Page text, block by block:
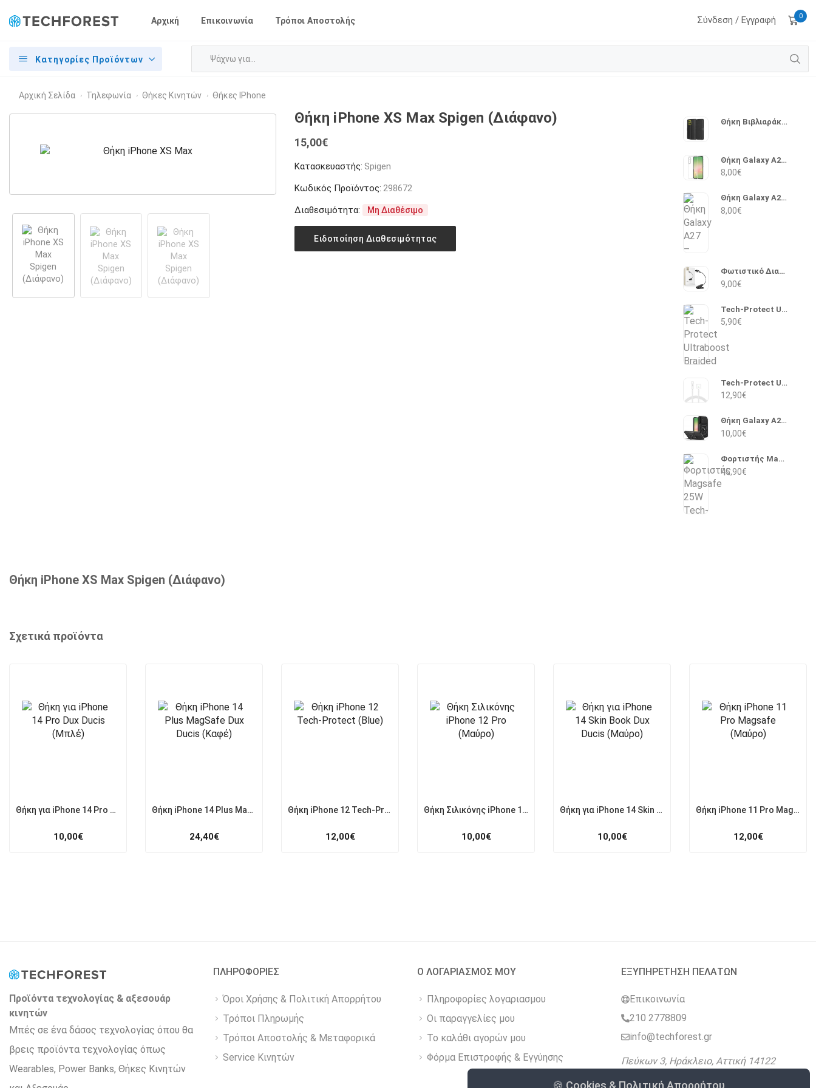
🍪 Cookies & Πολιτική Απορρήτου
Αρχική Επικοινωνία Τρόποι Αποστολής Σύνδεση / Εγγραφή 0
Κατηγορίες Προϊόντων
Αρχική Σελίδα › Τηλεφωνία › Θήκες Κινητών › Θήκες IPhone
Θήκη iPhone XS Max Spigen (Διάφανο)
15,00€
Κατασκευαστής: Spigen
Κωδικός Προϊόντος: 298672
Διαθεσιμότητα:
Μη Διαθέσιμο
Ειδοποίηση Διαθεσιμότητας
Θήκη Βιβλιαράκι Moto G8 – Techsuit (Μαύρο)
Θήκη Galaxy A27 – Tech-Protect (Διάφανο)
8,00€
Θήκη Galaxy A27 – Tech-Protect (Marble)
8,00€
Φωτιστικό Διαβάσματος με κλιπ Tech-Protect LL100
9,00€
Tech-Protect Ultraboost Braided Lightning σε 3.5mm 1m (Μαύρο)
5,90€
Tech-Protect Ultraboost Macbook Magnetic USB 2.0 Cable USB-C male - Magsafe 3 140W PD 2m (Λευκό)
12,90€
Θήκη Galaxy A27 – Tech-Protect Camshield Pro (Μαύρο)
10,00€
Φορτιστής Magsafe 25W Tech-Protect ArcticBoost A51 (Λευκό)
45,90€
Θήκη iPhone XS Max Spigen (Διάφανο)
Σχετικά προϊόντα
Θήκη για iPhone 14 Pro Dux Ducis (Μπλέ)
10,00€
Θήκη iPhone 14 Plus MagSafe Dux Ducis (Καφέ)
24,40€
Θήκη iPhone 12 Tech-Protect (Blue)
12,00€
Θήκη Σιλικόνης iPhone 12 Pro (Μαύρο)
10,00€
Θήκη για iPhone 14 Skin Book Dux Ducis (Μαύρο)
10,00€
Θήκη iPhone 11 Pro Magsafe (Μαύρο)
12,00€
Προϊόντα τεχνολογίας & αξεσουάρ
κινητών
Μπές σε ένα δάσος τεχνολογίας όπου θα
βρεις προϊόντα τεχνολογίας όπως
Wearables, Power Βanks, Θήκες Κινητών
ΠΛΗΡΟΦΟΡΙΕΣ
Όροι Χρήσης & Πολιτική Απορρήτου
Τρόποι Πληρωμής
Τρόποι Αποστολής & Μεταφορικά
Service Κινητών
Ο ΛΟΓΑΡΙΑΣΜΟΣ ΜΟΥ
Πληροφορίες λογαριασμου
Οι παραγγελίες μου
Το καλάθι αγορών μου
Φόρμα Επιστροφής & Εγγύησης
ΕΞΥΠΗΡΕΤΗΣΗ ΠΕΛΑΤΩΝ
Επικοινωνία
210 2778809
info@techforest.gr
Πεύκων 3, Ηράκλειο, Αττική 14122